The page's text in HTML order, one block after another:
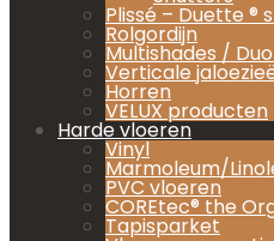
Plissé – Duette ®
Rolgordijn
Multishades /
Verticale
Horren
VELUX producten
Harde vloeren
Vinyl
Marmoleum/
PVC vloeren
COREtec® the
Tapisparket